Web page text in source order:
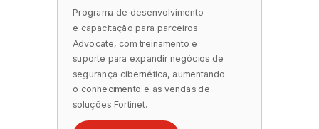
Programa de desenvolvimento
e capacitação para parceiros
Advocate, com treinamento e
suporte para expandir negócios de
segurança cibernética, aumentando
o conhecimento e as vendas de
soluções Fortinet.